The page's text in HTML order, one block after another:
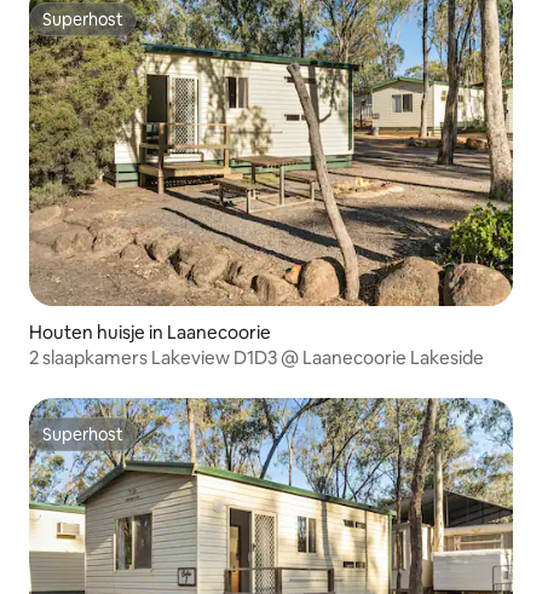
Superhost
Superhost
Houten huisje in Laanecoorie
2 slaapkamers Lakeview D1D3 @ Laanecoorie Lakeside
Superhost
Superhost